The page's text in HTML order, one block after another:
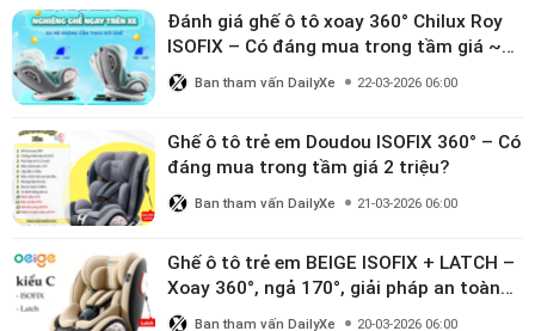
Đánh giá ghế ô tô xoay 360° Chilux Roy
ISOFIX – Có đáng mua trong tầm giá ~3
triệu
Ban tham vấn DailyXe 22-03-2026 06:00
Ghế ô tô trẻ em Doudou ISOFIX 360° – Có
đáng mua trong tầm giá 2 triệu?
Ban tham vấn DailyXe 21-03-2026 06:00
Ghế ô tô trẻ em BEIGE ISOFIX + LATCH –
Xoay 360°, ngả 170°, giải pháp an toàn
linh hoạt cho bé 0–10 tuổi
Ban tham vấn DailyXe 20-03-2026 06:00